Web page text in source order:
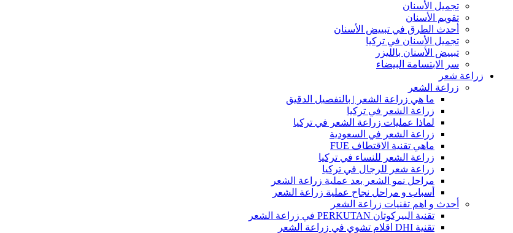
تجميل الأسنان
تقويم الأسنان
أحدث الطرق في تبييض الأسنان
تجميل الأسنان في تركيا
تبييض الأسنان بالليزر
سر الابتسامة البيضاء
زراعة شعر
زراعة الشعر
ما هي زراعة الشعر | بالتفصيل الدقيق
زراعة الشعر في تركيا
لماذا عمليات زراعة الشعر في تركيا
زراعة الشعر في السعودية
ماهي تقنية الاقتطاف FUE
زراعة الشعر للنساء في تركيا
زراعة شعر للرجال في تركيا
مراحل نمو الشعر بعد عملية زراعة الشعر
أسباب و مراحل نجاح عملية زراعة الشعر
أحدث و اهم تقنيات زراعة الشعر
تقنية البيركوتان PERKUTAN في زراعة الشعر
تقنية DHI اقلام تشوي في زراعة الشعر